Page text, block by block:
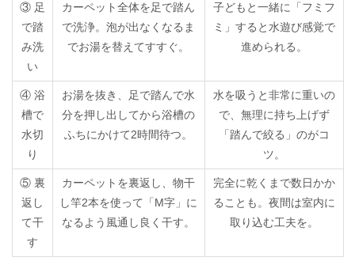
③ 足
で踏
み洗
い
カーペット全体を足で踏ん
で洗浄。泡が出なくなるま
でお湯を替えてすすぐ。
子どもと一緒に「フミフ
ミ」すると水遊び感覚で
進められる。
④ 浴
槽で
水切
り
お湯を抜き、足で踏んで水
分を押し出してから浴槽の
ふちにかけて2時間待つ。
水を吸うと非常に重いの
で、無理に持ち上げず
「踏んで絞る」のがコ
ツ。
⑤ 裏
返し
て干
す
カーペットを裏返し、物干
し竿2本を使って「M字」に
なるよう風通し良く干す。
完全に乾くまで数日かか
ることも。夜間は室内に
取り込む工夫を。